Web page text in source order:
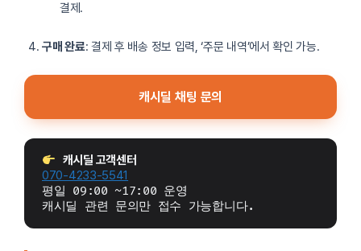
결제.
구매 완료: 결제 후 배송 정보 입력, ‘주문 내역’에서 확인 가능.
캐시딜 채팅 문의
캐시딜 고객센터
070-4233-5541
평일 09:00 ~17:00 운영
캐시딜 관련 문의만 접수 가능합니다.